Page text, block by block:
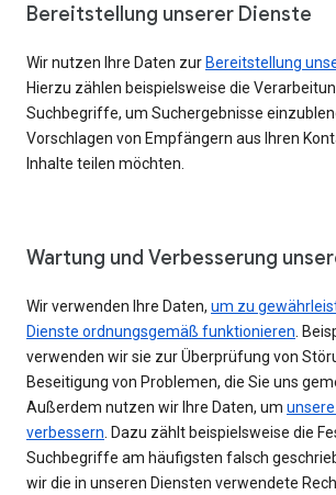
Bereitstellung unserer Dienste
Wir nutzen Ihre Daten zur Bereitstellung
Hierzu zählen beispielsweise die
Suchbegriffe, um Suchergebnisse
Vorschlagen von Empfängern aus Ihren
Inhalte teilen möchten.
Wartung und Verbesserung
Wir verwenden Ihre Daten, um zu
Dienste ordnungsgemäß funktionieren .
verwenden wir sie zur Überprüfung von
Beseitigung von Problemen, die Sie uns
Außerdem nutzen wir Ihre Daten, um
verbessern . Dazu zählt beispielsweise die
Suchbegriffe am häufigsten falsch
wir die in unseren Diensten verwendete